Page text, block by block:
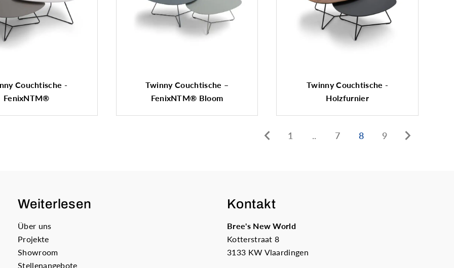
Couchtische -
FenixNTM®
Twinny Couchtische –
FenixNTM® Bloom
Twinny Couchtische -
Holzfurnier
1 .. 7 8 9
Weiterlesen
Über uns
Projekte
Showroom
Stellenangebote
Kontakt
Bree's New World
Kotterstraat 8
3133 KW Vlaardingen